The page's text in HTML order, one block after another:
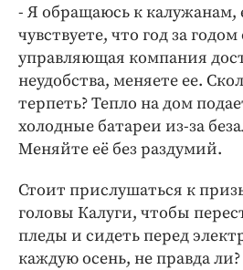
- Я обращаюсь к калужанам,
чувствуете, что год за
управляющая компания
неудобства, меняете ее.
терпеть? Тепло на дом
холодные батареи из-за
Меняйте её без раздумий.
Стоит прислушаться к
головы Калуги, чтобы
пледы и сидеть перед
каждую осень, не правда ли?